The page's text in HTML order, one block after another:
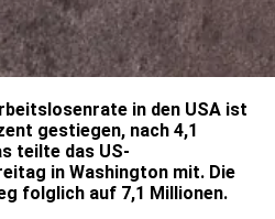
in den USA ist
gestiegen, nach 4,1
teilte das US-
in Washington mit. Die
folglich auf 7,1 Millionen.